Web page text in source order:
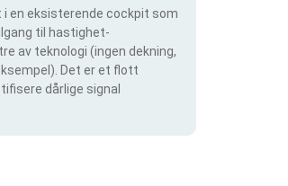
en eksisterende cockpit som
til hastighet-
av teknologi (ingen dekning,
Det er et flott
dårlige signal